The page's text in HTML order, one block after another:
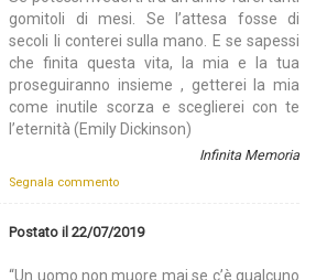
gomitoli di mesi. Se l’attesa fosse di
secoli li conterei sulla mano. E se sapessi
che finita questa vita, la mia e la tua
proseguiranno insieme , getterei la mia
come inutile scorza e sceglierei con te
l’eternità (Emily Dickinson)
Infinita Memoria
Segnala commento
Postato il 22/07/2019
“Un uomo non muore mai se c’è qualcuno